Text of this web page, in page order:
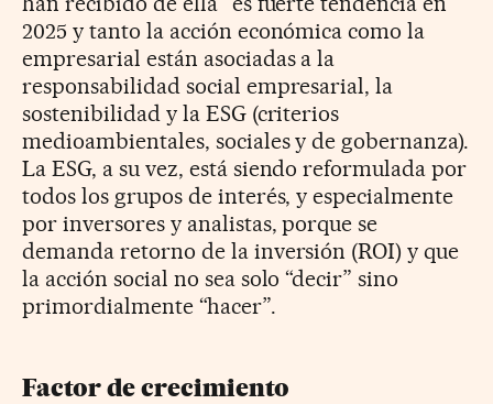
2025 y tanto la acción económica como la
empresarial están asociadas a la
responsabilidad social empresarial, la
sostenibilidad y la ESG (criterios
medioambientales, sociales y de gobernanza).
La ESG, a su vez, está siendo reformulada por
todos los grupos de interés, y especialmente
por inversores y analistas, porque se
demanda retorno de la inversión (ROI) y que
la acción social no sea solo “decir” sino
primordialmente “hacer”.
Factor de crecimiento